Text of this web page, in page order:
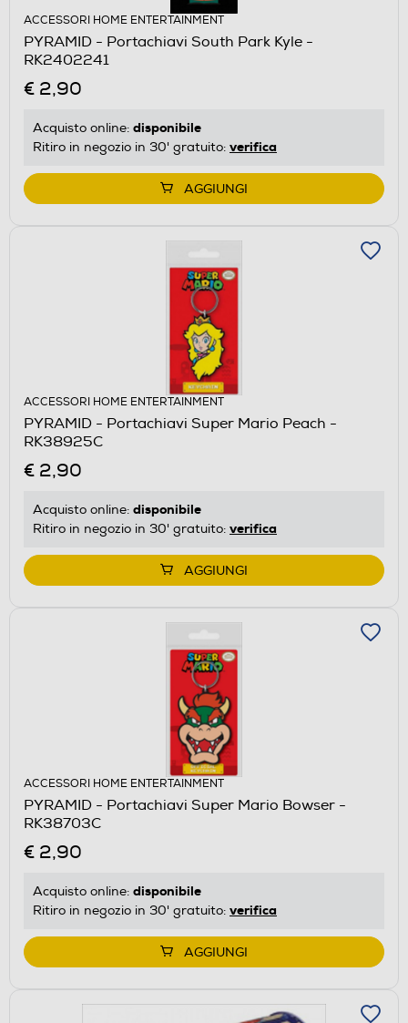
ACCESSORI HOME ENTERTAINMENT
PYRAMID - Portachiavi South Park Kyle -
RK2402241
€ 2,90
Acquisto online: disponibile
Ritiro in negozio in 30' gratuito: verifica
AGGIUNGI
ACCESSORI HOME ENTERTAINMENT
PYRAMID - Portachiavi Super Mario Peach -
RK38925C
€ 2,90
Acquisto online: disponibile
Ritiro in negozio in 30' gratuito: verifica
AGGIUNGI
ACCESSORI HOME ENTERTAINMENT
PYRAMID - Portachiavi Super Mario Bowser -
RK38703C
€ 2,90
Acquisto online: disponibile
Ritiro in negozio in 30' gratuito: verifica
AGGIUNGI